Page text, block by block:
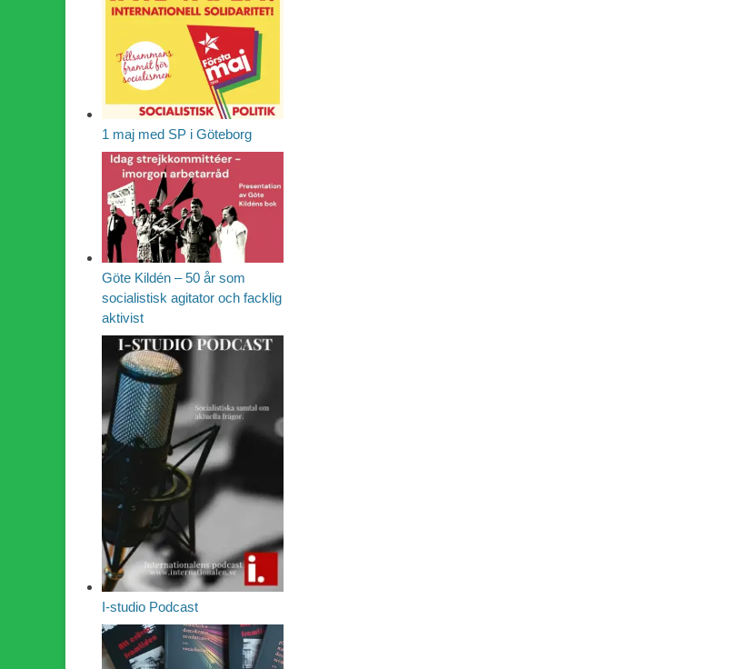
1 maj med SP i Göteborg
Göte Kildén – 50 år som
socialistisk agitator och facklig
aktivist
I-studio Podcast